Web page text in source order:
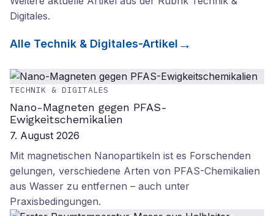
Digitales.
Alle Technik & Digitales-Artikel
TECHNIK & DIGITALES
Nano-Magneten gegen PFAS-
Ewigkeitschemikalien
7. August 2026
Mit magnetischen Nanopartikeln ist es Forschenden
gelungen, verschiedene Arten von PFAS-Chemikalien
aus Wasser zu entfernen – auch unter
Praxisbedingungen.